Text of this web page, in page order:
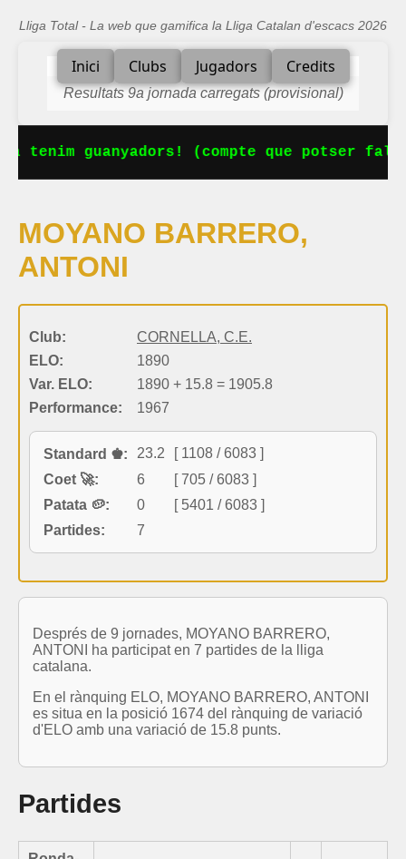
Lliga Total - La web que gamifica la Lliga Catalan d'escacs 2026
Inici Clubs Jugadors Credits
Resultats 9a jornada carregats (provisional)
tenim guanyadors! (compte que potser
MOYANO BARRERO,
ANTONI
Club:
CORNELLA, C.E.
ELO:
1890
Var. ELO:
1890 + 15.8 = 1905.8
Performance:
1967
Standard ♚: 23.2
[ 1108 / 6083 ]
Coet 🚀:
6
[ 705 / 6083 ]
Patata 🥔:
0
[ 5401 / 6083 ]
Partides:
7
Després de 9 jornades, MOYANO BARRERO,
ANTONI ha participat en 7 partides de la lliga
catalana.
En el rànquing ELO, MOYANO BARRERO, ANTONI
es situa en la posició 1674 del rànquing de variació
d'ELO amb una variació de 15.8 punts.
Partides